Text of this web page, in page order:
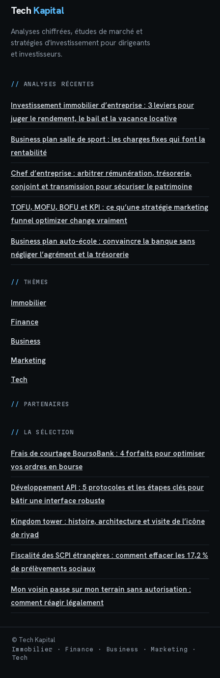
Tech Kapital
Analyses chiffrées, études de marché et
stratégies d'investissement pour dirigeants
et investisseurs.
// ANALYSES RÉCENTES
Investissement immobilier d’entreprise : 3 leviers pour
juger le rendement, le bail et la vacance locative
Business plan salle de sport : les charges fixes qui font la
rentabilité
Chef d’entreprise : arbitrer rémunération, trésorerie,
conjoint et transmission pour sécuriser le patrimoine
TOFU, MOFU, BOFU et KPI : ce qu’une stratégie marketing
funnel optimizer change vraiment
Business plan auto-école : convaincre la banque sans
négliger l’agrément et la trésorerie
// THÈMES
Immobilier
Finance
Business
Marketing
Tech
// PARTENAIRES
// LA SÉLECTION
Frais de courtage BoursoBank : 4 forfaits pour optimiser
vos ordres en bourse
Développement API : 5 protocoles et les étapes clés pour
bâtir une interface robuste
Kingdom tower : histoire, architecture et visite de l’icône
de riyad
Fiscalité des SCPI étrangères : comment effacer les 17,2 %
de prélèvements sociaux
Mon voisin passe sur mon terrain sans autorisation :
comment réagir légalement
© Tech Kapital
Immobilier · Finance · Business · Marketing ·
Tech